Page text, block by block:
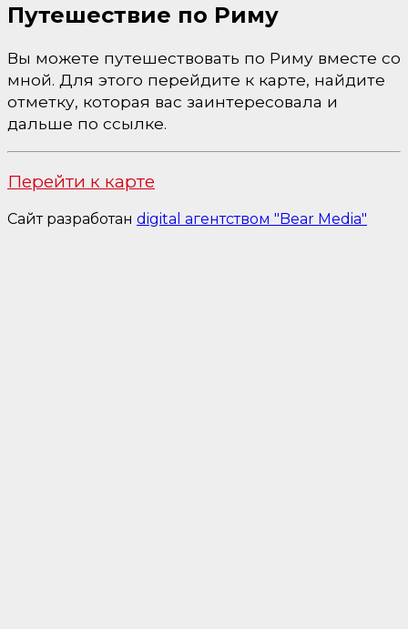
Путешествие по Риму
Вы можете путешествовать по Риму вместе со
мной. Для этого перейдите к карте, найдите
отметку, которая вас заинтересовала и
дальше по ссылке.
Перейти к карте
Сайт разработан digital агентством "Bear Media"